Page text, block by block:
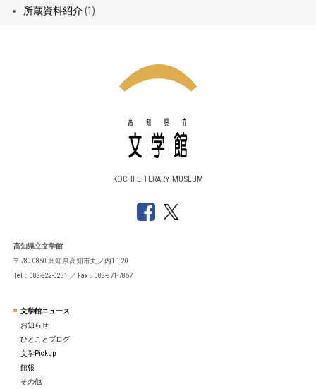
所蔵資料紹介(1)
KOCHI LITERARY MUSEUM
高知県立文学館
〒780-0850 高知県高知市丸ノ内1-1-20
Tel：088-822-0231 ／ Fax：088-871-7857
文学館ニュース
お知らせ
ひとことブログ
文学Pickup
館報
その他